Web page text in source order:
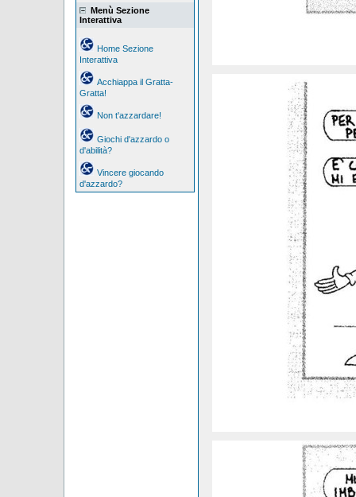
Menù Sezione
Interattiva
Home Sezione
Interattiva
Acchiappa il Gratta-
Gratta!
Non t'azzardare!
Giochi d'azzardo o
d'abilità?
Vincere giocando
d'azzardo?